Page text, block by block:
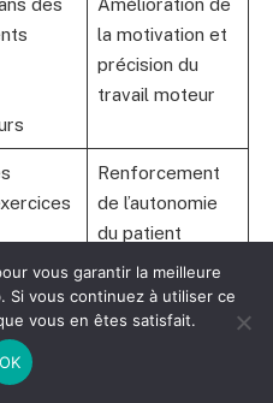
des
Amélioration de
la motivation et
précision du
travail moteur
Renforcement
de l’autonomie
du patient
et
Diagnostic plus
précis et choix
vous garantir la meilleure
vous continuez à utiliser ce
vous en êtes satisfait.
OK